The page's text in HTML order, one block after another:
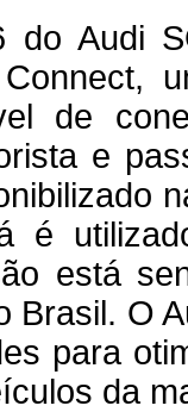
do Audi
de
e
é
está
Brasil. O
para
da